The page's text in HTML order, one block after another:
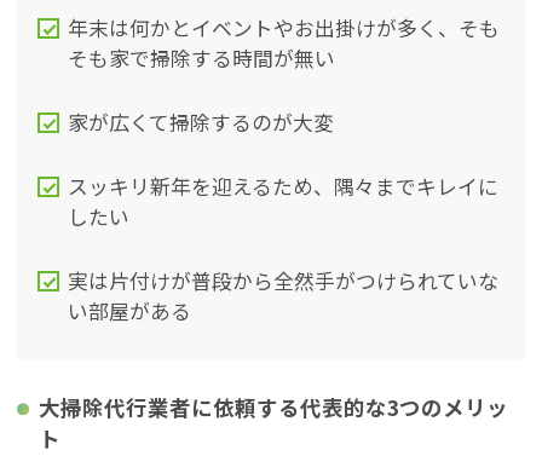
年末は何かとイベントやお出掛けが多く、そも
そも家で掃除する時間が無い
家が広くて掃除するのが大変
スッキリ新年を迎えるため、隅々までキレイに
したい
実は片付けが普段から全然手がつけられていな
い部屋がある
大掃除代行業者に依頼する代表的な3つのメリッ
ト